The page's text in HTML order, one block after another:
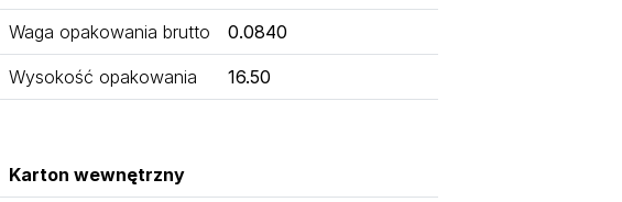
Waga opakowania brutto 0.0840
Wysokość opakowania 16.50
Karton wewnętrzny